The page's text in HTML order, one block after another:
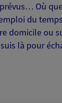
Où
du
domicile ou
là pour